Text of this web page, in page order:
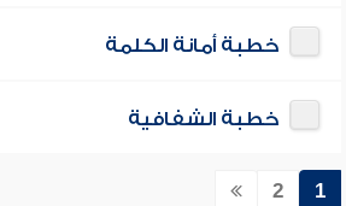
خطبة أمانة الكلمة
خطبة الشفافية
1
2